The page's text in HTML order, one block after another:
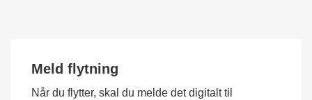
Meld flytning
Når du flytter, skal du melde det digitalt til